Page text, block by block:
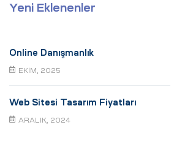
Yeni Eklenenler
Online Danışmanlık
EKIM, 2025
Web Sitesi Tasarım Fiyatları
ARALIK, 2024